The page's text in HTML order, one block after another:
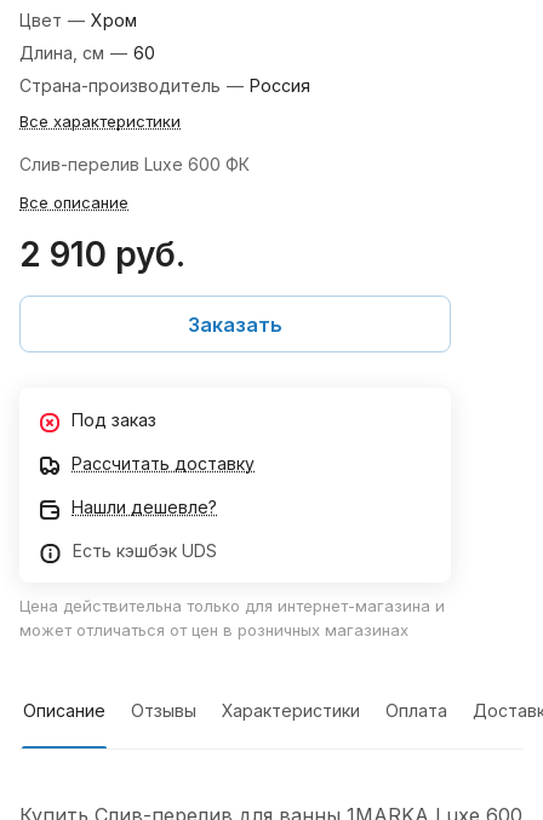
Цвет — Хром
Длина, см — 60
Страна-производитель — Россия
Все характеристики
Слив-перелив Luxe 600 ФК
Все описание
2 910 руб.
Заказать
Под заказ
Рассчитать доставку
Нашли дешевле?
Есть кэшбэк UDS
Цена действительна только для интернет-магазина и
может отличаться от цен в розничных магазинах
Описание Отзывы Характеристики Оплата